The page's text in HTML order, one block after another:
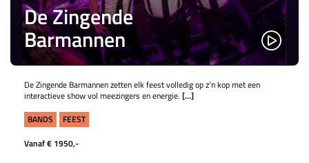
De Zingende
Barmannen
De Zingende Barmannen zetten elk feest volledig op z’n kop met een
interactieve show vol meezingers en energie. [...]
BANDS
FEEST
Vanaf € 1950,-